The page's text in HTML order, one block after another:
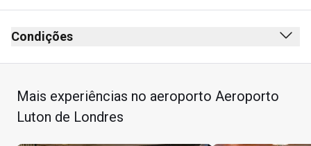
Condições
Mais experiências no aeroporto Aeroporto
Luton de Londres